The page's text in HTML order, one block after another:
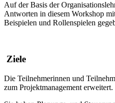
Auf der Basis der
Antworten in diesem Workshop
Beispielen und Rollenspielen
Ziele
Die Teilnehmerinnen und
zum Projektmanagement erweitert.